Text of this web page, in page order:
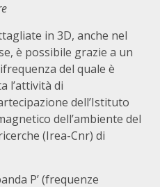
in 3D, anche nel
è possibile grazie a un
del quale è
l’attività di
dell’Istituto
dell’ambiente del
(Irea-Cnr) di
P’ (frequenze